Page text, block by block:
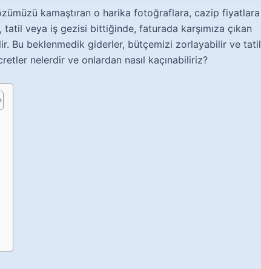
kamaştıran o harika fotoğraflara, cazip fiyatlara
veya iş gezisi bittiğinde, faturada karşımıza çıkan
Bu beklenmedik giderler, bütçemizi zorlayabilir ve tatil
nelerdir ve onlardan nasıl kaçınabiliriz?